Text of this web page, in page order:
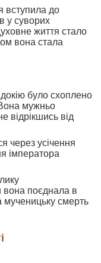
вступила до
у суворих
життя стало
вона стала
було схоплено
Вона мужньо
відрікшись від
через усічення
імператора
вона поєднала в
мученицьку смерть